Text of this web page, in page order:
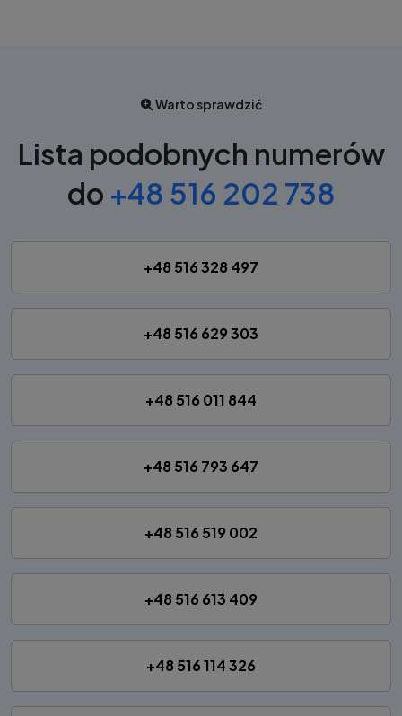
Warto sprawdzić
Lista podobnych numerów
do +48 516 202 738
+48 516 328 497
+48 516 629 303
+48 516 011 844
+48 516 793 647
+48 516 519 002
+48 516 613 409
+48 516 114 326